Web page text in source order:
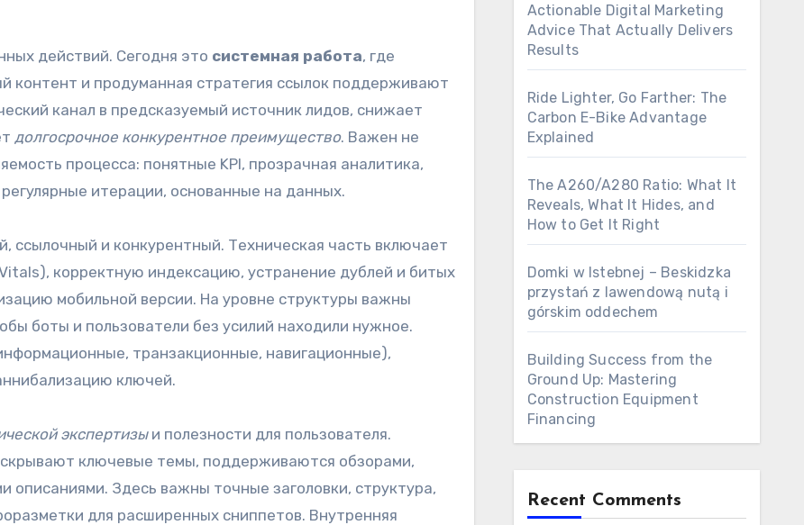
действий. Сегодня это системная работа, где
контент и продуманная стратегия ссылок поддерживают
канал в предсказуемый источник лидов, снижает
долгосрочное конкурентное преимущество. Важен не
процесса: понятные KPI, прозрачная аналитика,
итерации, основанные на данных.
ссылочный и конкурентный. Техническая часть включает
корректную индексацию, устранение дублей и битых
мобильной версии. На уровне структуры важны
боты и пользователи без усилий находили нужное.
транзакционные, навигационные),
ключей.
экспертизыи полезности для пользователя.
ключевые темы, поддерживаются обзорами,
описаниями. Здесь важны точные заголовки, структура,
для расширенных сниппетов. Внутренняя
Actionable Digital Marketing
Advice That Actually Delivers
Results
Ride Lighter, Go Farther: The
Carbon E-Bike Advantage
Explained
The A260/A280 Ratio: What It
Reveals, What It Hides, and
How to Get It Right
Domki w Istebnej – Beskidzka
przystań z lawendową nutą i
górskim oddechem
Building Success from the
Ground Up: Mastering
Construction Equipment
Financing
Recent Comments